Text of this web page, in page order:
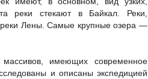
реки стекают в Байкал. Реки,
реки Лены. Самые крупные озера —
имеющих современное
и описаны экспедицией